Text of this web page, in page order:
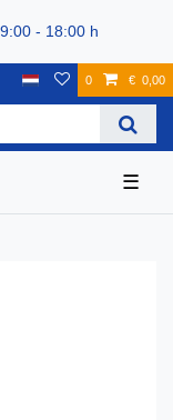
- 18:00 h
0 € 0,00
☰